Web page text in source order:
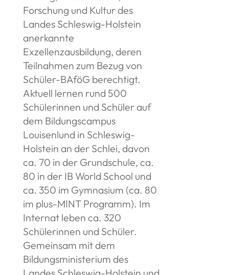
Forschung und Kultur des
Landes Schleswig-Holstein
anerkannte
Exzellenzausbildung, deren
Teilnahmen zum Bezug von
Schüler-BAföG berechtigt.
Aktuell lernen rund 500
Schülerinnen und Schüler auf
dem Bildungscampus
Louisenlund in Schleswig-
Holstein an der Schlei, davon
ca. 70 in der Grundschule, ca.
80 in der IB World School und
ca. 350 im Gymnasium (ca. 80
im plus-MINT Programm). Im
Internat leben ca. 320
Schülerinnen und Schüler.
Gemeinsam mit dem
Bildungsministerium des